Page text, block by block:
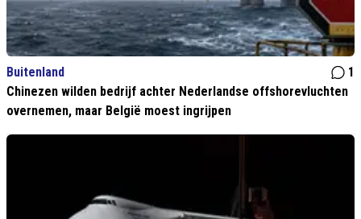
Buitenland
1
Chinezen wilden bedrijf achter Nederlandse offshorevluchten
overnemen, maar België moest ingrijpen